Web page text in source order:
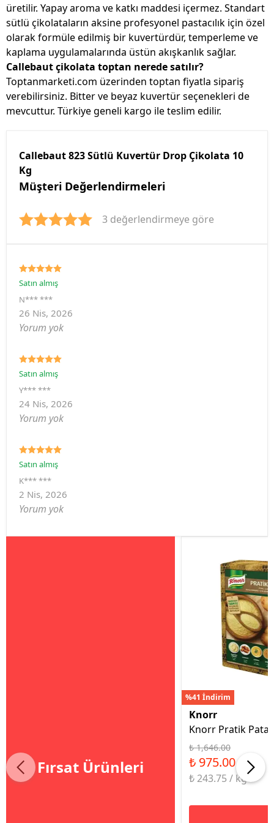
üretilir. Yapay aroma ve katkı maddesi içermez. Standart
sütlü çikolataların aksine profesyonel pastacılık için özel
olarak formüle edilmiş bir kuvertürdür, temperleme ve
kaplama uygulamalarında üstün akışkanlık sağlar.
Callebaut çikolata toptan nerede satılır?
Toptanmarketi.com üzerinden toptan fiyatla sipariş
verebilirsiniz. Bitter ve beyaz kuvertür seçenekleri de
mevcuttur. Türkiye geneli kargo ile teslim edilir.
Callebaut 823 Sütlü Kuvertür Drop Çikolata 10
Kg
Müşteri Değerlendirmeleri
3 değerlendirmeye göre
Satın almış
N*** ***
26 Nis, 2026
Yorum yok
Satın almış
Y*** ***
24 Nis, 2026
Yorum yok
Satın almış
K*** ***
2 Nis, 2026
Yorum yok
Fırsat Ürünleri
%41 İndirim
Knorr
Knorr Pratik
₺ 1,646.00
₺ 975.00
₺ 243.75 / kg